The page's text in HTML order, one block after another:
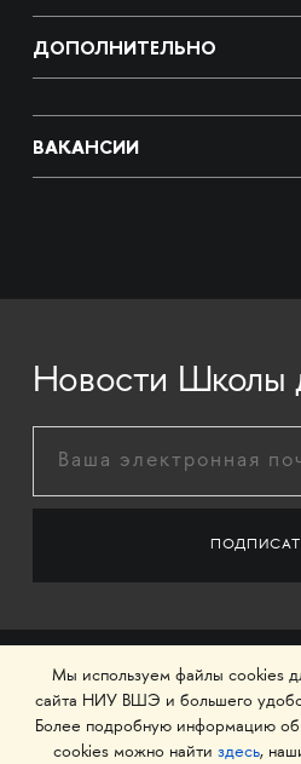
ДОПОЛНИТЕЛЬНО
ВАКАНСИИ
Новости Школы
Мы используем файлы cookies
сайта НИУ ВШЭ и большего
Более подробную информацию об
cookies можно найти здесь,